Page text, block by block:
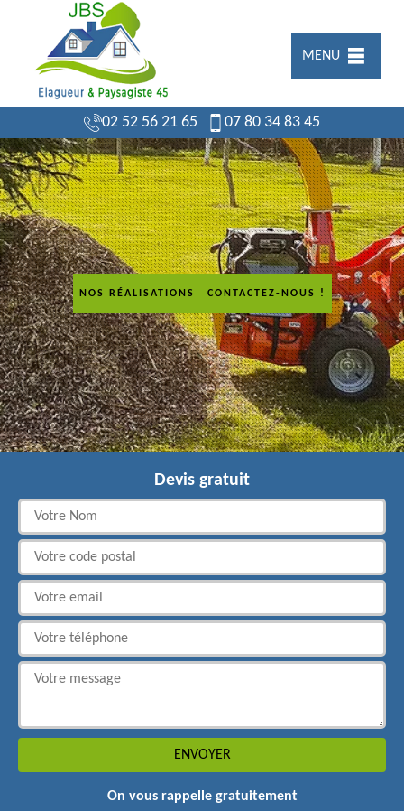
MENU
02 52 56 21 65 07 80 34 83 45
NOS RÉALISATIONS CONTACTEZ-NOUS !
Devis gratuit
On vous rappelle gratuitement